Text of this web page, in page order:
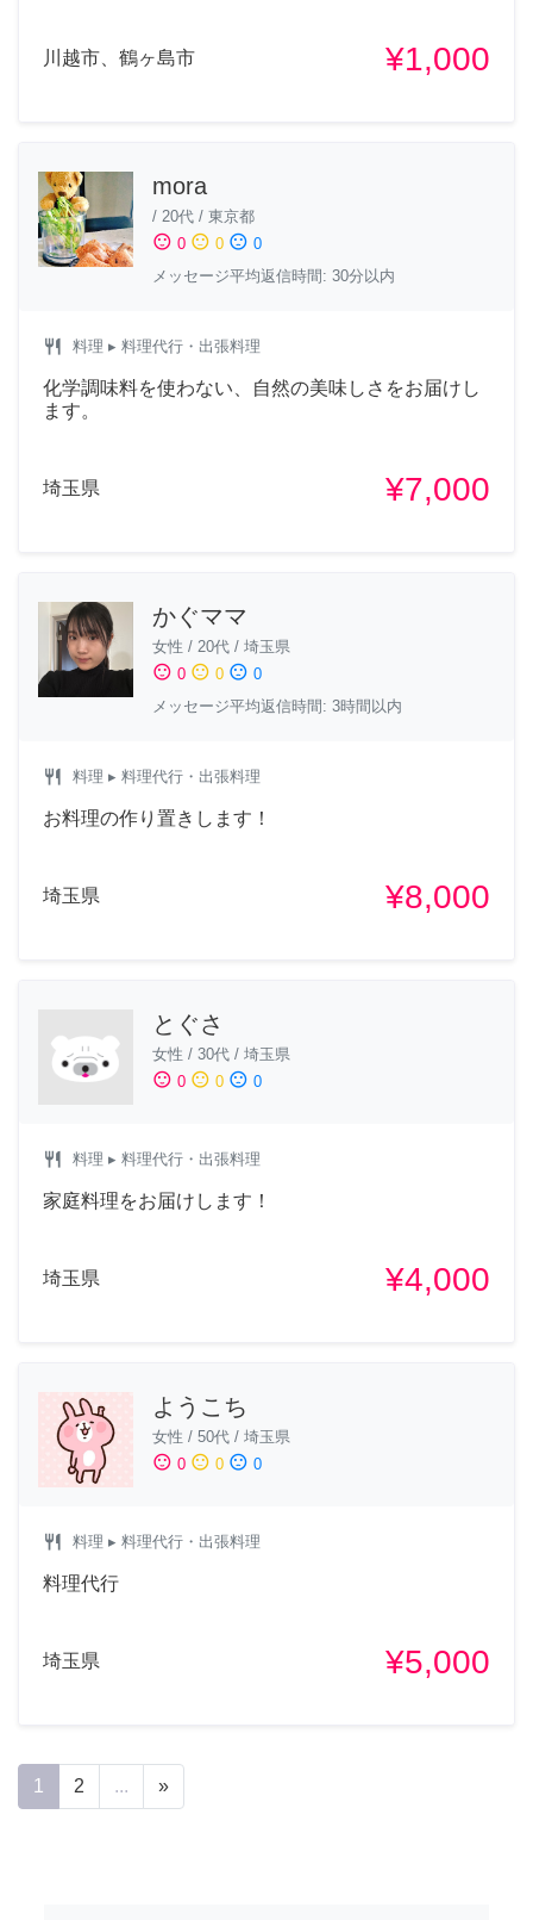
川越市、鶴ヶ島市 ¥1,000
mora
/ 20代 / 東京都
sentiment_satisfied 0 sentiment_neutral 0 sentiment_dissatisfied 0
メッセージ平均返信時間: 30分以内
restaurant 料理 ▸ 料理代行・出張料理
化学調味料を使わない、自然の美味しさをお届けし
ます。
埼玉県 ¥7,000
かぐママ
女性 / 20代 / 埼玉県
sentiment_satisfied 0 sentiment_neutral 0 sentiment_dissatisfied 0
メッセージ平均返信時間: 3時間以内
restaurant 料理 ▸ 料理代行・出張料理
お料理の作り置きします！
埼玉県 ¥8,000
とぐさ
女性 / 30代 / 埼玉県
sentiment_satisfied 0 sentiment_neutral 0 sentiment_dissatisfied 0
restaurant 料理 ▸ 料理代行・出張料理
家庭料理をお届けします！
埼玉県 ¥4,000
ようこち
女性 / 50代 / 埼玉県
sentiment_satisfied 0 sentiment_neutral 0 sentiment_dissatisfied 0
restaurant 料理 ▸ 料理代行・出張料理
料理代行
埼玉県 ¥5,000
1 2 ... »